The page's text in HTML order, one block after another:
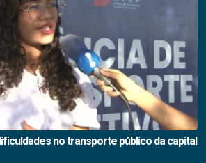
no transporte público da capital